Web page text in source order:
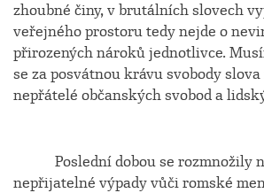
zhoubné činy, v brutálních slovech
veřejného prostoru tedy nejde o
přirozených nároků jednotlivce.
se za posvátnou krávu svobody
nepřátelé občanských svobod a
Poslední dobou se rozmnožily
nepřijatelné výpady vůči romské